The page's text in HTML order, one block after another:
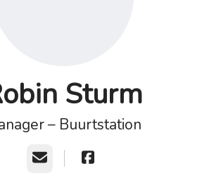
Sturm
– Buurtstation
E-mailadres